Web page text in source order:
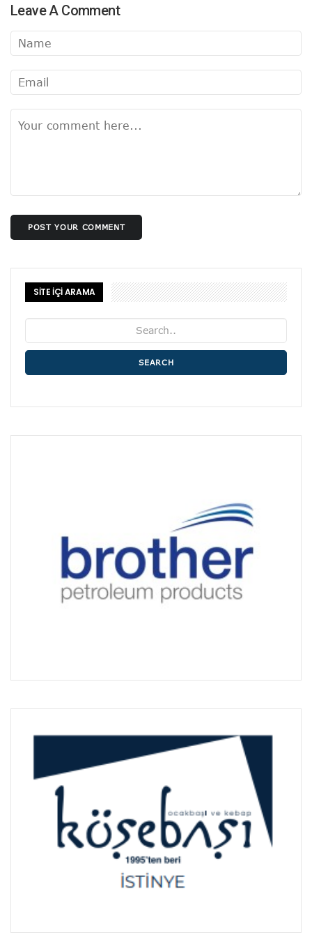
Leave A Comment
POST YOUR COMMENT
SİTE İÇİ ARAMA
SEARCH